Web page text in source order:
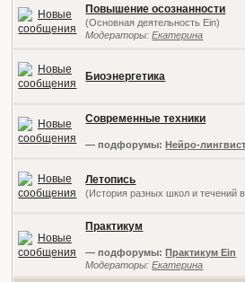
Повышение осознанности
(Основная деятельность Ein)
Модераторы:Екатерина
Биоэнергетика
Современные техники
— подфорумы: Нейро-
Летопись
(История разных школ и течений
Практикум
— подфорумы: Практикум Ein
Модераторы:Екатерина